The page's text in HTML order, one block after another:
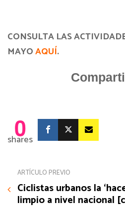
CONSULTA LAS
MAYOAQUÍ.
0
shares
ARTÍCULO PREVIO
Ciclistas urbanos la
limpio a nivel nacional